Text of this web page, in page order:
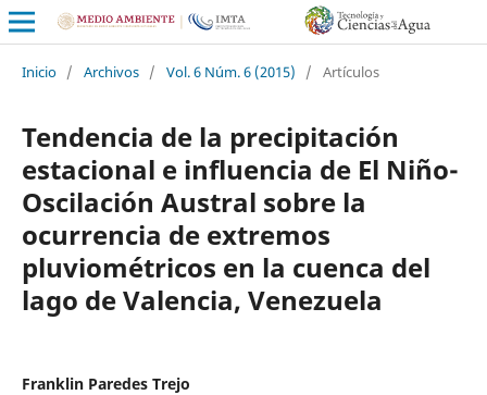
Inicio / Archivos / Vol. 6 Núm. 6 (2015) / Artículos
Tendencia de la precipitación
estacional e influencia de El Niño-
Oscilación Austral sobre la
ocurrencia de extremos
pluviométricos en la cuenca del
lago de Valencia, Venezuela
Franklin Paredes Trejo